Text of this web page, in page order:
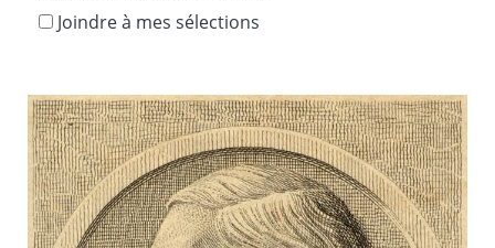
Joindre à mes sélections